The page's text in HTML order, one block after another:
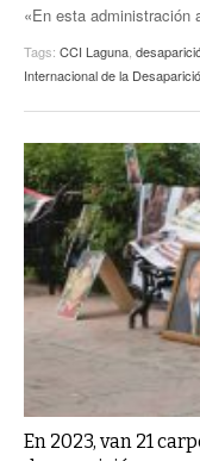
«En esta administración
Tags: CCI Laguna
Internacional de la
En 2023, van 21